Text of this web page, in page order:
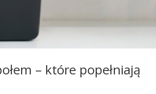
– które popełniają